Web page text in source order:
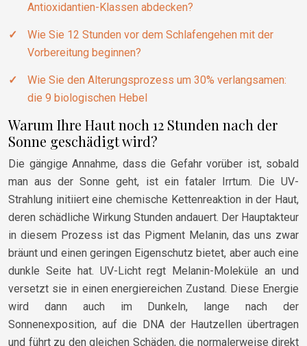
Antioxidantien-Klassen abdecken?
Wie Sie 12 Stunden vor dem Schlafengehen mit der
Vorbereitung beginnen?
Wie Sie den Alterungsprozess um 30% verlangsamen:
die 9 biologischen Hebel
Warum Ihre Haut noch 12 Stunden nach der
Sonne geschädigt wird?
Die gängige Annahme, dass die Gefahr vorüber ist, sobald
man aus der Sonne geht, ist ein fataler Irrtum. Die UV-
Strahlung initiiert eine chemische Kettenreaktion in der Haut,
deren schädliche Wirkung Stunden andauert. Der Hauptakteur
in diesem Prozess ist das Pigment Melanin, das uns zwar
bräunt und einen geringen Eigenschutz bietet, aber auch eine
dunkle Seite hat. UV-Licht regt Melanin-Moleküle an und
versetzt sie in einen energiereichen Zustand. Diese Energie
wird dann auch im Dunkeln, lange nach der
Sonnenexposition, auf die DNA der Hautzellen übertragen
und führt zu den gleichen Schäden, die normalerweise direkt